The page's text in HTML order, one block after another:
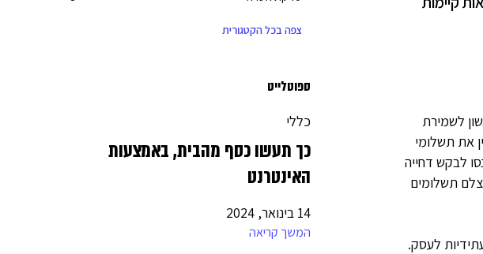
לשמירת
את תשלומי
לבקש דחייה
תשלומים
לעסק.
יועצים עסקיים
מחשוב
טלפוניה / מרכזיה
צפה בכל הקטגורית
ספוטלייט
כללי
כך תעשו כסף מהבית, באמצעות
האינטרנט
14 בינואר, 2024
המשך קריאה